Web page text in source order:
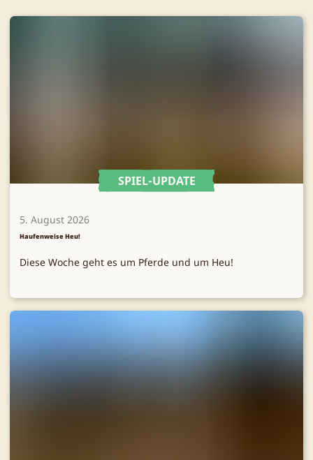
SPIEL-UPDATE
5. August 2026
Haufenweise Heu!
Diese Woche geht es um Pferde und um Heu!